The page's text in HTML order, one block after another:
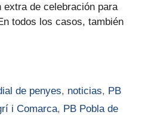
extra de celebración para
todos los casos, también
de penyes, noticias, PB
i Comarca, PB Pobla de